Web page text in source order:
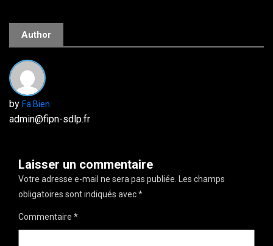
Author
by Fa Bien
admin@fipn-sdlp.fr
Laisser un commentaire
Votre adresse e-mail ne sera pas publiée. Les champs
obligatoires sont indiqués avec*
Commentaire *